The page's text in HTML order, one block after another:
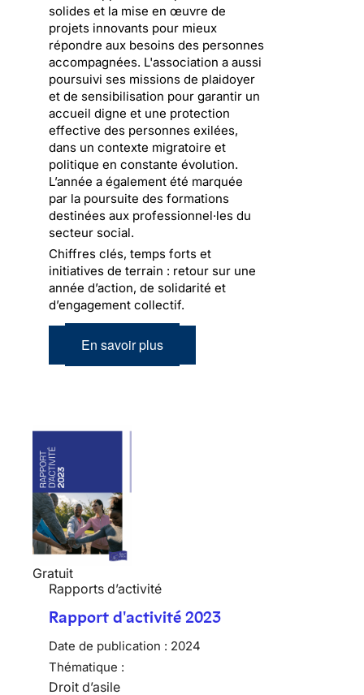
solides et la mise en œuvre de
projets innovants pour mieux
répondre aux besoins des personnes
accompagnées. L'association a aussi
poursuivi ses missions de plaidoyer
et de sensibilisation pour garantir un
accueil digne et une protection
effective des personnes exilées,
dans un contexte migratoire et
politique en constante évolution.
L’année a également été marquée
par la poursuite des formations
destinées aux professionnel·les du
secteur social.
Chiffres clés, temps forts et
initiatives de terrain : retour sur une
année d’action, de solidarité et
d’engagement collectif.
En savoir plus
Gratuit
Rapports d’activité
Rapport d'activité 2023
Date de publication : 2024
Thématique :
Droit d’asile